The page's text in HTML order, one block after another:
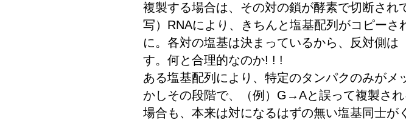
複製する場合は、その対の鎖が酵素で切断さ
写）RNAにより、きちんと塩基配列がコピーさ
に。各対の塩基は決まっているから、反対側は
す。何と合理的なのか! ! !
ある塩基配列により、特定のタンパクのみが
かしその段階で、（例）G→Aと誤って複製さ
場合も、本来は対になるはずの無い塩基同士